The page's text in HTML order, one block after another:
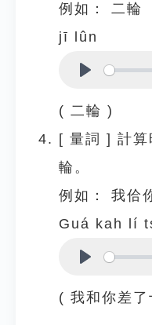
例如：
二輪
jī lûn
( 二輪 )
[ 量詞 ] 計算
輪。
例如：
我佮
Guá kah lí
( 我和你差